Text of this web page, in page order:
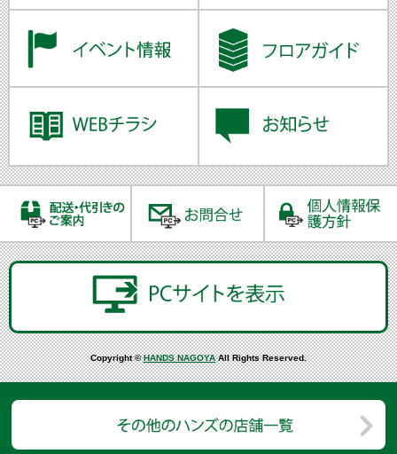
Copyright ©HANDS NAGOYAAll Rights Reserved.